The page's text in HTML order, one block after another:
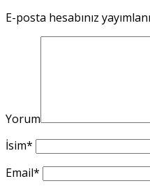
E-posta hesabınız
Yorum
İsim*
Email*